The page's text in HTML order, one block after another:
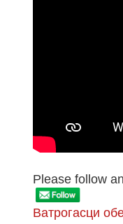
Please follow
Ватрогасци